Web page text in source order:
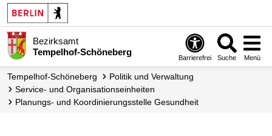
Bezirksamt
Tempelhof-Schöneberg
Barrierefrei Suche Menü
Tempelhof-Schöneberg
Politik und Verwaltung
Service- und Organisations­einheiten
Planungs- und Ko­ordinierungs­stelle Gesundheit